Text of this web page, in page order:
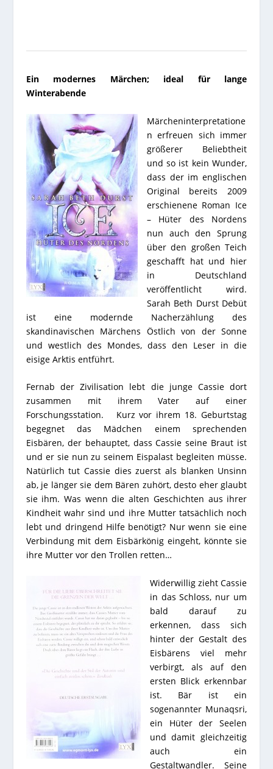
Ein modernes Märchen; ideal für lange
Winterabende
Märcheninterpretatione
n erfreuen sich immer
größerer Beliebtheit
und so ist kein Wunder,
dass der im englischen
Original bereits 2009
erschienene Roman Ice
– Hüter des Nordens
nun auch den Sprung
über den großen Teich
geschafft hat und hier
in Deutschland
veröffentlicht wird.
Sarah Beth Durst Debüt
ist eine modernde Nacherzählung des
skandinavischen Märchens Östlich von der Sonne
und westlich des Mondes, dass den Leser in die
eisige Arktis entführt.
Fernab der Zivilisation lebt die junge Cassie dort
zusammen mit ihrem Vater auf einer
Forschungsstation. Kurz vor ihrem 18. Geburtstag
begegnet das Mädchen einem sprechenden
Eisbären, der behauptet, dass Cassie seine Braut ist
und er sie nun zu seinem Eispalast begleiten müsse.
Natürlich tut Cassie dies zuerst als blanken Unsinn
ab, je länger sie dem Bären zuhört, desto eher glaubt
sie ihm. Was wenn die alten Geschichten aus ihrer
Kindheit wahr sind und ihre Mutter tatsächlich noch
lebt und dringend Hilfe benötigt? Nur wenn sie eine
Verbindung mit dem Eisbärkönig eingeht, könnte sie
ihre Mutter vor den Trollen retten…
Widerwillig zieht Cassie
in das Schloss, nur um
bald darauf zu
erkennen, dass sich
hinter der Gestalt des
Eisbärens viel mehr
verbirgt, als auf den
ersten Blick erkennbar
ist. Bär ist ein
sogenannter Munaqsri,
ein Hüter der Seelen
und damit gleichzeitig
auch ein
Gestaltwandler. Seine